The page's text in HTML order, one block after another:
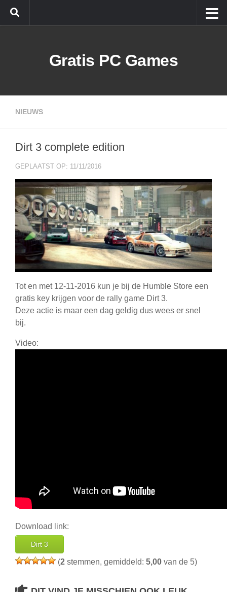
Doorgaan naar inhoud
Gratis PC Games
NIEUWS
Dirt 3 complete edition
GEPLAATST OP: 11/11/2016
Tot en met 12-11-2016 kun je bij de Humble Store een
gratis key krijgen voor de rally game Dirt 3.
Deze actie is maar een dag geldig dus wees er snel
bij.
Video:
Download link:
Dirt 3
(2 stemmen, gemiddeld: 5,00 van de 5)